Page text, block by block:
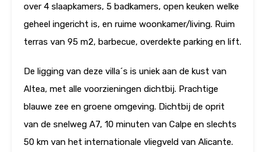
over 4 slaapkamers, 5 badkamers, open keuken welke
geheel ingericht is, en ruime woonkamer/living. Ruim
terras van 95 m2, barbecue, overdekte parking en lift.
De ligging van deze villa´s is uniek aan de kust van
Altea, met alle voorzieningen dichtbij. Prachtige
blauwe zee en groene omgeving. Dichtbij de oprit
van de snelweg A7, 10 minuten van Calpe en slechts
50 km van het internationale vliegveld van Alicante.